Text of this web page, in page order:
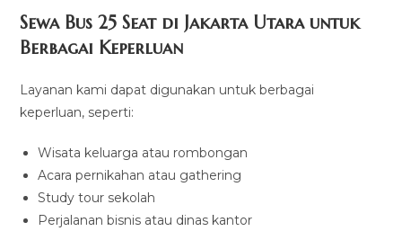
Sewa Bus 25 Seat di Jakarta Utara untuk
Berbagai Keperluan
Layanan kami dapat digunakan untuk berbagai
keperluan, seperti:
Wisata keluarga atau rombongan
Acara pernikahan atau gathering
Study tour sekolah
Perjalanan bisnis atau dinas kantor